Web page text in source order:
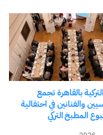
إيطاليا
مصر وتونس في
بالقاهرة تجمع
والفنانين في احتفالية
المطبخ التركي